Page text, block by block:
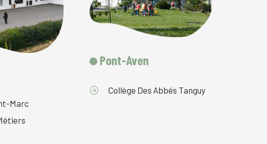
Marc
Pont-Aven
Collège Des Abbés Tanguy